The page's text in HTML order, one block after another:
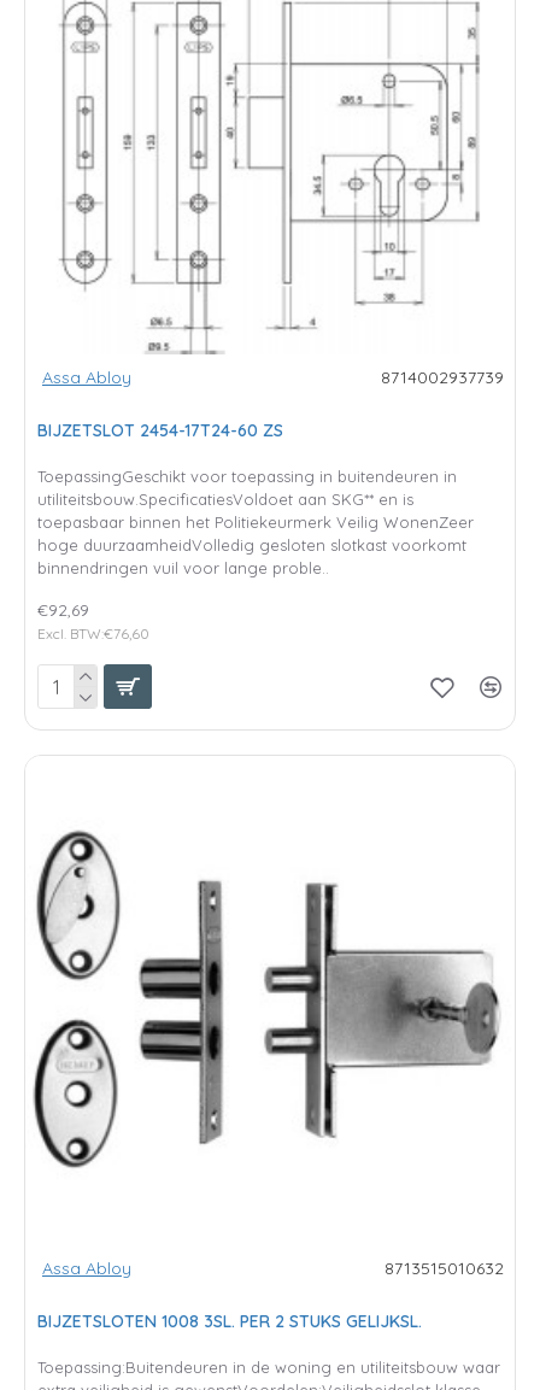
Assa Abloy 8714002937739
BIJZETSLOT 2454-17T24-60 ZS
ToepassingGeschikt voor toepassing in buitendeuren in
utiliteitsbouw.SpecificatiesVoldoet aan SKG** en is
toepasbaar binnen het Politiekeurmerk Veilig WonenZeer
hoge duurzaamheidVolledig gesloten slotkast voorkomt
binnendringen vuil voor lange proble..
€92,69
Excl. BTW:€76,60
Assa Abloy 8713515010632
BIJZETSLOTEN 1008 3SL. PER 2 STUKS GELIJKSL.
Toepassing:Buitendeuren in de woning en utiliteitsbouw waar